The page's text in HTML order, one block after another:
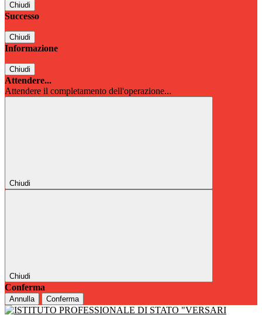
Chiudi
Successo
Chiudi
Informazione
Chiudi
Attendere...
Attendere il completamento dell'operazione...
Chiudi
Chiudi
Conferma
Annulla Conferma